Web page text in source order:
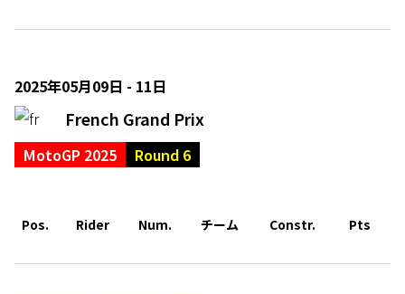
2025年05月09日 - 11日
French Grand Prix
MotoGP 2025 Round 6
Pos. Rider Num. チーム Constr. Pts